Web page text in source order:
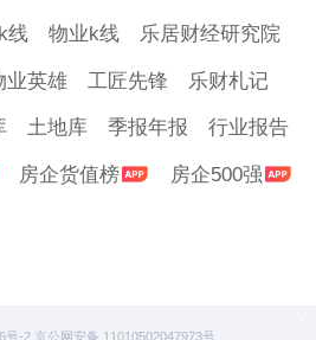
线 物业k线 乐居财经研究院
业英雄 工匠先锋 乐财札记
土地库 季报年报 行业报告
房企货值榜 房企500强
号-2 京公网安备 11010502047973号